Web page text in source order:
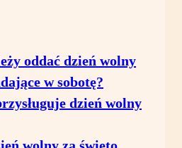
oddać dzień wolny
w sobotę?
dzień wolny